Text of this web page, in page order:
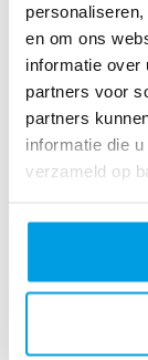
en om ons
informatie over
partners voor
partners
informatie die
verzameld op